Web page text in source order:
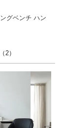
グベンチ ハン
（2）